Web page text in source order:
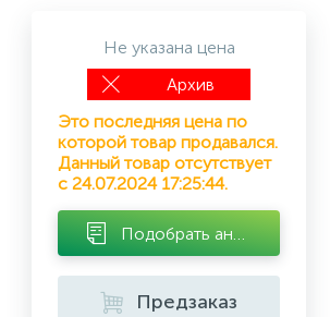
Не указана цена
Архив
Это последняя цена по
которой товар продавался.
Данный товар отсутствует
с 24.07.2024 17:25:44.
Предзаказ